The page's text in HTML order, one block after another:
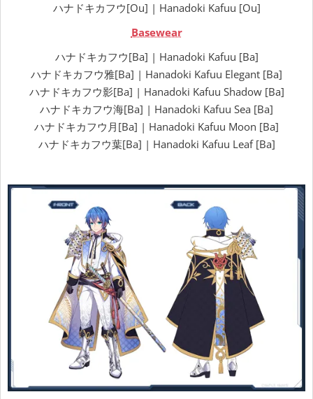
ハナドキカフウ[Ou] | Hanadoki Kafuu [Ou]
Basewear
ハナドキカフウ[Ba] | Hanadoki Kafuu [Ba]
ハナドキカフウ雅[Ba] | Hanadoki Kafuu Elegant [Ba]
ハナドキカフウ影[Ba] | Hanadoki Kafuu Shadow [Ba]
ハナドキカフウ海[Ba] | Hanadoki Kafuu Sea [Ba]
ハナドキカフウ月[Ba] | Hanadoki Kafuu Moon [Ba]
ハナドキカフウ葉[Ba] | Hanadoki Kafuu Leaf [Ba]